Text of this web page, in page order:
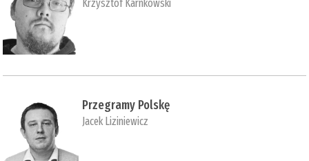
Krzysztof Karnkowski
Przegramy Polskę
Jacek Liziniewicz